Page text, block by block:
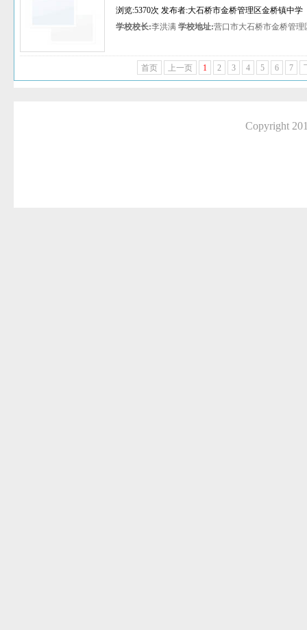
浏览:5370次 发布者:大石桥市金桥管理区金桥镇中学
学校校长:李洪满 学校地址:营口市大石桥市金桥管理
首页 上一页 1 2 3 4 5 6 7
Copyright